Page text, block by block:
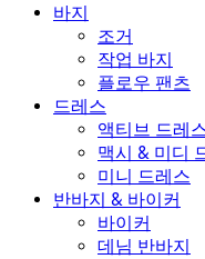
수영복 세트
언더웨어
바지
조거
작업 바지
플로우 팬츠
드레스
액티브 드레
맥시 & 미디
미니 드레스
반바지 & 바이커
바이커
데님 반바지